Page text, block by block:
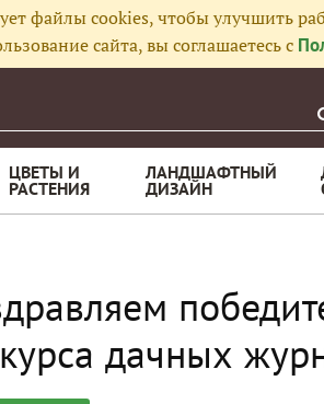
файлы cookies, чтобы улучшить
сайта, вы соглашаетесь с
ЦВЕТЫ И
РАСТЕНИЯ
ЛАНДШАФТНЫЙ
ДИЗАЙН
дачных